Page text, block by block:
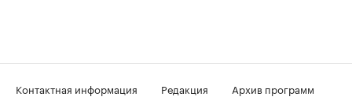
Контактная информация Редакция
Архив программ